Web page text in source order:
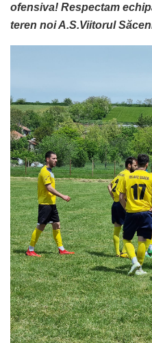
ofensiva! Respectam
teren noi A.S.Viitorul